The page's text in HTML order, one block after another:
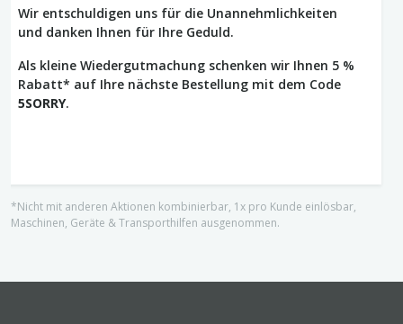
Wir entschuldigen uns für die Unannehmlichkeiten
und danken Ihnen für Ihre Geduld.
Als kleine Wiedergutmachung schenken wir Ihnen 5 %
Rabatt* auf Ihre nächste Bestellung mit dem Code
5SORRY.
*Nicht mit anderen Aktionen kombinierbar, 1x pro Kunde einlösbar,
Maschinen, Geräte & Transporthilfen ausgenommen.